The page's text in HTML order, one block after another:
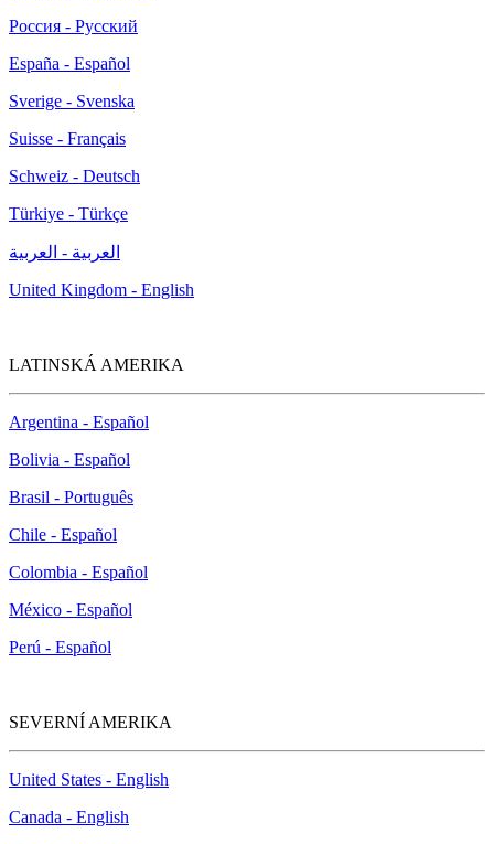
Россия - Русский
España - Español
Sverige - Svenska
Suisse - Français
Schweiz - Deutsch
Türkiye - Türkçe
العربية - العربية
United Kingdom - English
LATINSKÁ AMERIKA
Argentina - Español
Bolivia - Español
Brasil - Português
Chile - Español
Colombia - Español
México - Español
Perú - Español
SEVERNÍ AMERIKA
United States - English
Canada - English